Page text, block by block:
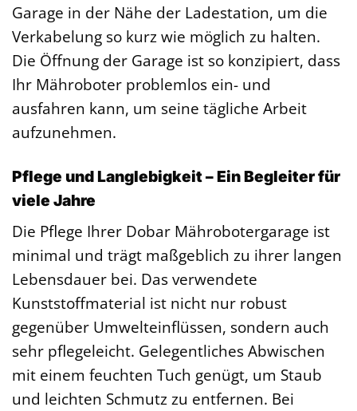
Garage in der Nähe der Ladestation, um die
Verkabelung so kurz wie möglich zu halten.
Die Öffnung der Garage ist so konzipiert, dass
Ihr Mähroboter problemlos ein- und
ausfahren kann, um seine tägliche Arbeit
aufzunehmen.
Pflege und Langlebigkeit – Ein Begleiter für
viele Jahre
Die Pflege Ihrer Dobar Mährobotergarage ist
minimal und trägt maßgeblich zu ihrer langen
Lebensdauer bei. Das verwendete
Kunststoffmaterial ist nicht nur robust
gegenüber Umwelteinflüssen, sondern auch
sehr pflegeleicht. Gelegentliches Abwischen
mit einem feuchten Tuch genügt, um Staub
und leichten Schmutz zu entfernen. Bei